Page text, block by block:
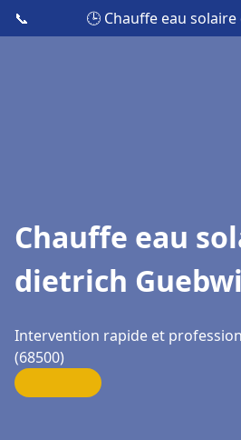
📞 🕒 Chauffe eau
Chauffe eau
dietrich
Intervention rapide et
(68500)